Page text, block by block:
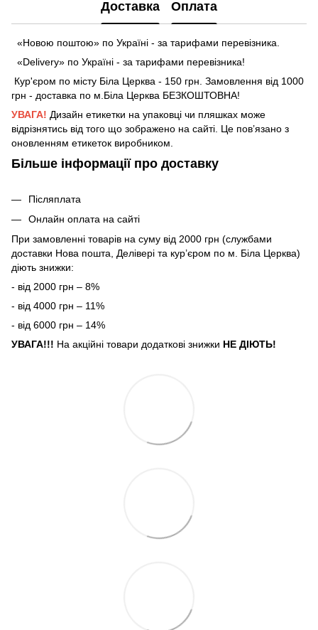
Доставка Оплата
«Новою поштою» по Україні - за тарифами перевізника.
«Delivery» по Україні - за тарифами перевізника!
Кур'єром по місту Біла Церква - 150 грн. Замовлення від 1000
грн - доставка по м.Біла Церква БЕЗКОШТОВНА!
УВАГА! Дизайн етикетки на упаковці чи пляшках може
відрізнятись від того що зображено на сайті. Це пов’язано з
оновленням етикеток виробником.
Більше інформації про доставку
Післяплата
Онлайн оплата на сайті
При замовленні товарів на суму від 2000 грн (службами
доставки Нова пошта, Делівері та кур’єром по м. Біла Церква)
діють знижки:
- від 2000 грн – 8%
- від 4000 грн – 11%
- від 6000 грн – 14%
УВАГА!!! На акційні товари додаткові знижки НЕ ДІЮТЬ!